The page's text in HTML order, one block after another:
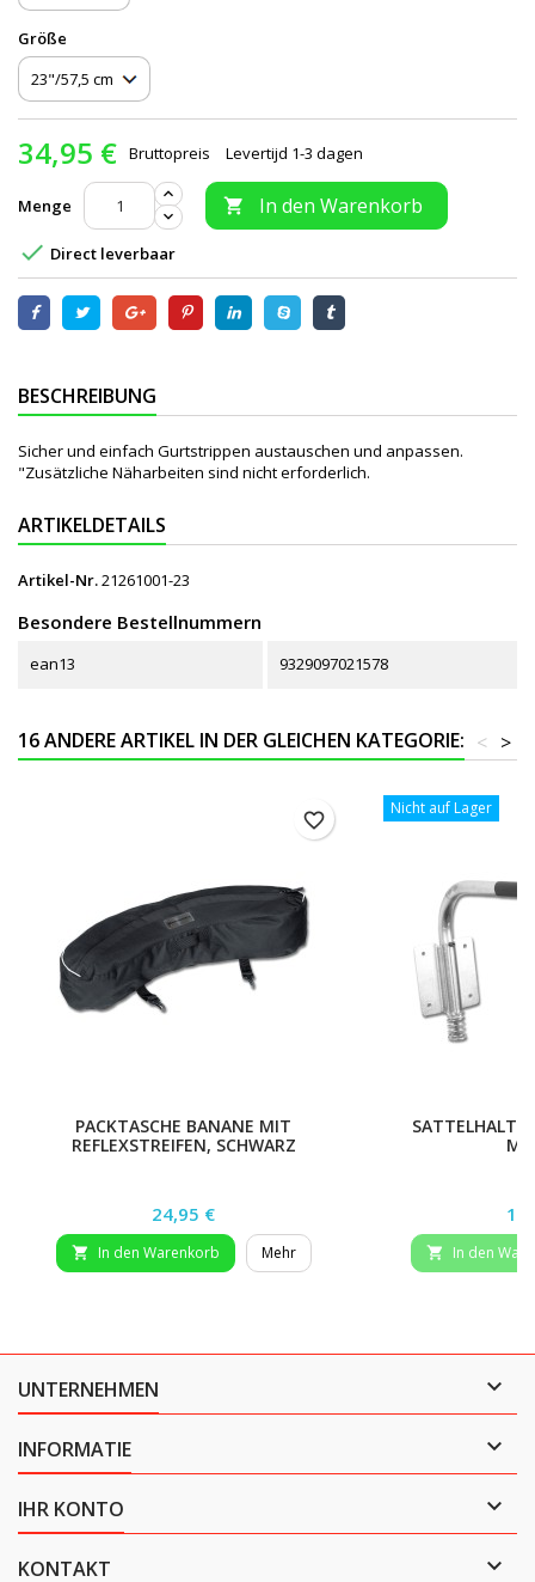
Größe
34,95 € Bruttopreis Levertijd 1-3 dagen
Menge  In den Warenkorb
 Direct leverbaar
BESCHREIBUNG
Sicher und einfach Gurtstrippen austauschen und anpassen.
"Zusätzliche Näharbeiten sind nicht erforderlich.
ARTIKELDETAILS
Artikel-Nr.21261001-23
Besondere Bestellnummern
ean13 9329097021578
16 ANDERE ARTIKEL IN DER GLEICHEN KATEGORIE: >
<
PACKTASCHE BANANE MIT
REFLEXSTREIFEN, SCHWARZ
Preis
24,95 €
 In den Warenkorb Mehr
favorite_border
Nicht auf Lager
 In den
UNTERNEHMEN 
INFORMATIE 
IHR KONTO 
KONTAKT 